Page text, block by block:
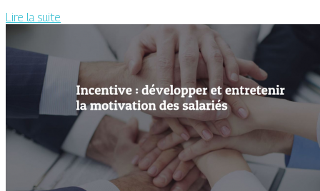
Lire la suite